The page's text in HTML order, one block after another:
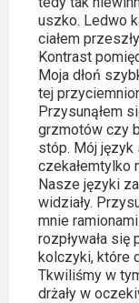
2019
2018
2016
2017
2015
2014
uszko. Ledwo
ciałem
Kontrast
Moja dłoń
tej
Przysunąłem
grzmotów czy
stóp. Mój język
czekałemtylko
Nasze języki
widziały.
mnie
rozpływała
kolczyki, które
Tkwiliśmy w
drżały w